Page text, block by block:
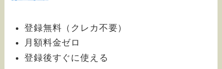
登録無料（クレカ不要）
月額料金ゼロ
登録後すぐに使える